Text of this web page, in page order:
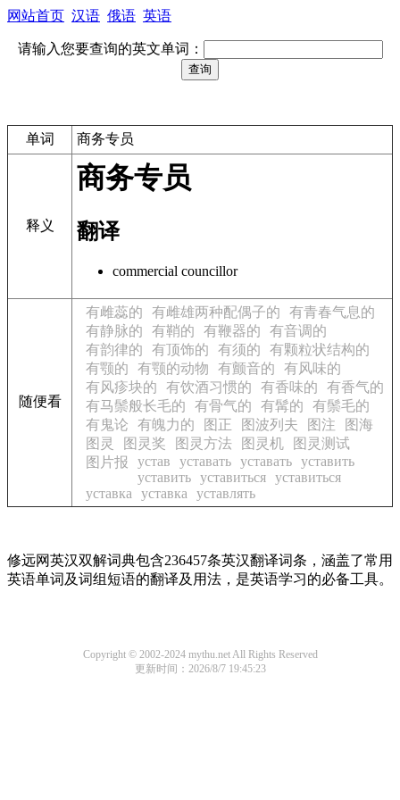
网站首页 汉语 俄语 英语
请输入您要查询的英文单词：
单词 商务专员
释义
商务专员
翻译
commercial councillor
随便看
有雌蕊的 有雌雄两种配偶子的
有青春气息的
有静脉的
有鞘的 有鞭器的
有音调的
有韵律的
有顶饰的 有须的
有颗粒状结构的
有颚的
有颚的动物 有颤音的
有风味的
有风疹块的
有饮酒习惯的 有香味的
有香气的
有马鬃般长毛的
有骨气的 有髯的
有鬃毛的
有鬼论
有魄力的 图正 图波列夫 图注
图海
图灵
图灵奖 图灵方法 图灵机
图灵测试
图片报
устав уставать уставать уставить
уставить уставиться уставиться
уставка
уставка уставлять
修远网英汉双解词典包含236457条英汉翻译词条，涵盖了常用
英语单词及词组短语的翻译及用法，是英语学习的必备工具。
Copyright © 2002-2024 mythu.net All Rights Reserved
更新时间：2026/8/7 19:45:23